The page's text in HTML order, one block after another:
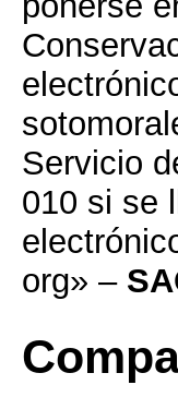
Servicio
010 si se
org» –